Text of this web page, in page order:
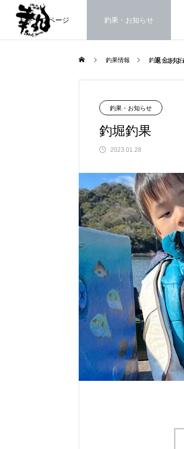
トップページ 釣果・お知らせ
返金お
高知県唯一の海上釣堀
れ！！
FEATURE
自分だけのエサを作って
釣果情報 釣果・お知
釣果・お知らせ
釣堀釣果
2023.01.28